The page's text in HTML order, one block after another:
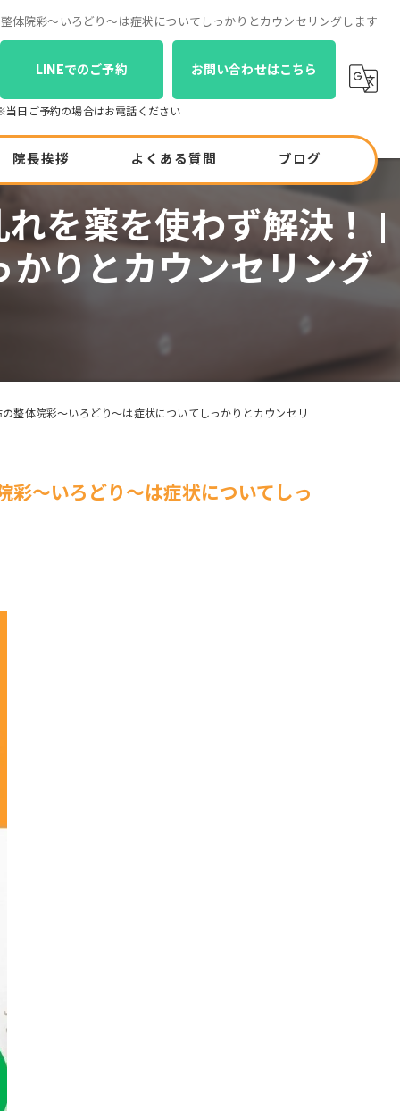
体院彩〜いろどり〜は症状についてしっかりとカウンセリングします
LINEでのご予約 お問い合わせはこちら
院長挨拶 よくある質問 ブログ
コラム
を薬を使わず解決！ |
りとカウンセリング
彩〜いろどり〜は症状についてしっかりとカウンセリングします
彩〜いろどり〜は症状についてしっ